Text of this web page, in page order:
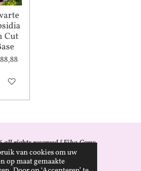
van cookies om uw
op maat gemaakte
Cut
all rights reserved || Fika Gems
KvK: 96344911